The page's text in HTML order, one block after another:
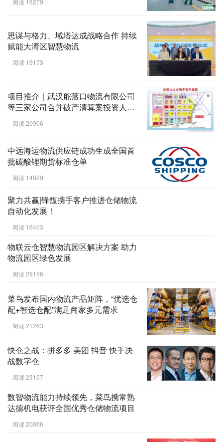
思谋与格力、域塔达成战略合作 持续
赋能大湾区智慧物流
阅读 19173
项目推介｜武汉舵落口物流有限公司
等三家公司合并破产清算案投资人预
招募公告
阅读 20906
中远海运物流供应链成功生成全国首
批碳酸锂期货标准仓单
阅读 14929
聚力共赢|锋馥携手客户推进仓储物流
自动化发展！
阅读 16403
物联云仓智慧物流园区解决方案 助力
物流园区绿色发展
阅读 29156
菜鸟发布国内物流产品矩阵，“优选仓
配+智选仓配”满足商家多元需求
阅读 21263
快仓之战：拼多多 美团 抖音 快手决
战数字仓
阅读 23157
数智物流能力持续领先，菜鸟携常熟
达德机电获评全国优秀仓储物流项目
阅读 20066